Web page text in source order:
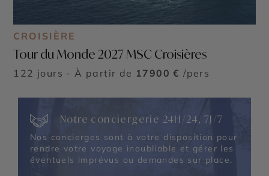
CROISIÈRE
Tour du Monde 2027 MSC Croisières
122 jours - À partir de 17900 € /pers
Notre conciergerie 24H/24, 7J/7
Nos concierges sont à votre disposition pour
rendre votre voyage inoubliable et gérer les
éventuels imprévus ou demandes sur place.